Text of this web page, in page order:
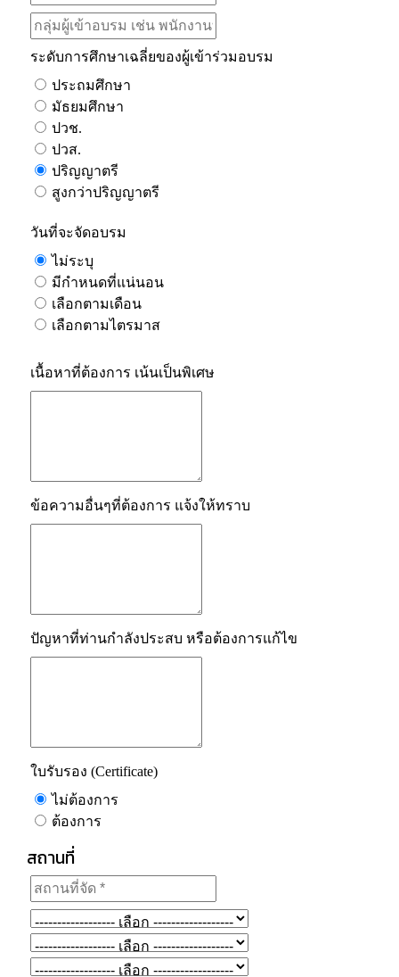
ระดับการศึกษาเฉลี่ยของผู้เข้าร่วมอบรม
ประถมศึกษา
มัธยมศึกษา
ปวช.
ปวส.
ปริญญาตรี
สูงกว่าปริญญาตรี
วันที่จะจัดอบรม
ไม่ระบุ
มีกำหนดที่แน่นอน
เลือกตามเดือน
เลือกตามไตรมาส
เนื้อหาที่ต้องการ เน้นเป็นพิเศษ
ข้อความอื่นๆที่ต้องการ แจ้งให้ทราบ
ปัญหาที่ท่านกำลังประสบ หรือต้องการแก้ไข
ใบรับรอง (Certificate)
ไม่ต้องการ
ต้องการ
สถานที่